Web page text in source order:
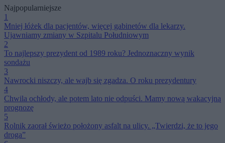
Najpopularniejsze
1
Mniej łóżek dla pacjentów, więcej gabinetów dla lekarzy.
Ujawniamy zmiany w Szpitalu Południowym
2
To najlepszy prezydent od 1989 roku? Jednoznaczny wynik
sondażu
3
Nawrocki niszczy, ale wajb się zgadza. O roku prezydentury
4
Chwila ochłody, ale potem lato nie odpuści. Mamy nową wakacyjną
prognozę
5
Rolnik zaorał świeżo położony asfalt na ulicy. „Twierdzi, że to jego
droga”